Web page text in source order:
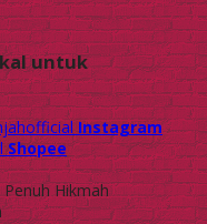
untuk
Instagram
Shopee
Hikmah